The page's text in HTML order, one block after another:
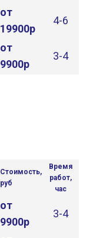
от
19900р
4-6
от
9900р
3-4
Стоимость,
руб
Время
работ,
час
от
9900р
3-4